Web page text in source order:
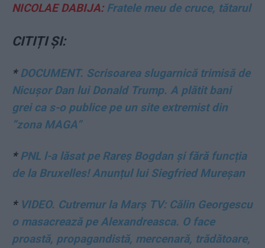
NICOLAE DABIJA:Fratele meu de cruce, tătarul
CITIȚI ȘI:
*DOCUMENT. Scrisoarea slugarnică trimisă de
Nicușor Dan lui Donald Trump. A plătit bani
grei ca s-o publice pe un site extremist din
”zona MAGA”
*PNL l-a lăsat pe Rareș Bogdan și fără funcția
de la Bruxelles! Anunțul lui Siegfried Mureșan
* VIDEO. Cutremur la Marș TV: Călin Georgescu
o masacrează pe Alexandreasca. O face
proastă, propagandistă, mercenară, trădătoare,